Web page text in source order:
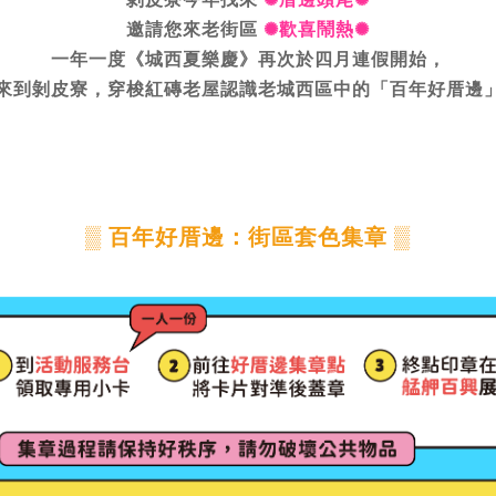
邀請您來老街區 ✺歡喜鬧熱✺
一年一度《城西夏樂慶》再次於四月連假開始，
到剝皮寮，穿梭紅磚老屋認識老城西區中的「百年好厝邊
▒ 百年好厝邊：街區套色集章 ▒